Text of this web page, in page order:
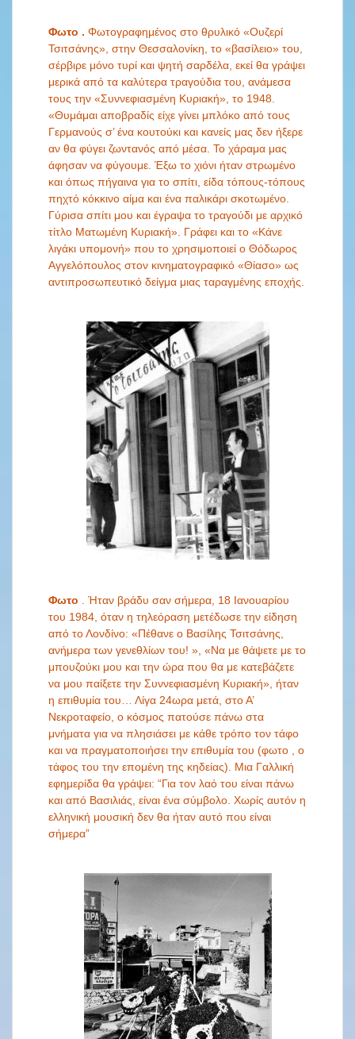
Φωτο . Φωτογραφημένος στο θρυλικό «Ουζερί
Τσιτσάνης», στην Θεσσαλονίκη, το «βασίλειο» του,
σέρβιρε μόνο τυρί και ψητή σαρδέλα, εκεί θα γράψει
μερικά από τα καλύτερα τραγούδια του, ανάμεσα
τους την «Συννεφιασμένη Κυριακή», το 1948.
«Θυμάμαι αποβραδίς είχε γίνει μπλόκο από τους
Γερμανούς σ’ ένα κουτούκι και κανείς μας δεν ήξερε
αν θα φύγει ζωντανός από μέσα. Το χάραμα μας
άφησαν να φύγουμε. Έξω το χιόνι ήταν στρωμένο
και όπως πήγαινα για το σπίτι, είδα τόπους-τόπους
πηχτό κόκκινο αίμα και ένα παλικάρι σκοτωμένο.
Γύρισα σπίτι μου και έγραψα το τραγούδι με αρχικό
τίτλο Ματωμένη Κυριακή». Γράφει και το «Κάνε
λιγάκι υπομονή» που το χρησιμοποιεί ο Θόδωρος
Αγγελόπουλος στον κινηματογραφικό «Θίασο» ως
αντιπροσωπευτικό δείγμα μιας ταραγμένης εποχής.
Φωτο
. Ήταν βράδυ σαν σήμερα, 18 Ιανουαρίου
του 1984, όταν η τηλεόραση μετέδωσε την είδηση
από το Λονδίνο: «Πέθανε ο Βασίλης Τσιτσάνης,
ανήμερα των γενεθλίων του! », «Να με θάψετε με το
μπουζούκι μου και την ώρα που θα με κατεβάζετε
να μου παίξετε την Συννεφιασμένη Κυριακή», ήταν
η επιθυμία του… Λίγα 24ωρα μετά, στο Α’
Νεκροταφείο, ο κόσμος πατούσε πάνω στα
μνήματα για να πλησιάσει με κάθε τρόπο τον τάφο
και να πραγματοποιήσει την επιθυμία του (φωτο , ο
τάφος του την επομένη της κηδείας). Μια Γαλλική
εφημερίδα θα γράψει: “Για τον λαό του είναι πάνω
και από Βασιλιάς, είναι ένα σύμβολο. Χωρίς αυτόν η
ελληνική μουσική δεν θα ήταν αυτό που είναι
σήμερα”